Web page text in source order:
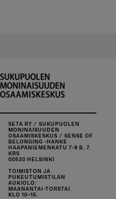
SETA RY / SUKUPUOLEN
MONINAISUUDEN
OSAAMISKESKUS / SENSE OF
BELONGING -HANKE
HAAPANIEMENKATU 7-9 B, 7.
KRS
00530 HELSINKI
TOIMISTON JA
PUKEUTUMISTILAN
AUKIOLO:
MAANANTAI-TORSTAI
KLO 10–15.